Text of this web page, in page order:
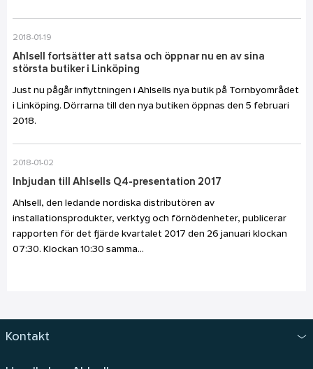
2018-01-19
Ahlsell fortsätter att satsa och öppnar nu en av sina
största butiker i Linköping
Just nu pågår inflyttningen i Ahlsells nya butik på Tornbyområdet
i Linköping. Dörrarna till den nya butiken öppnas den 5 februari
2018.
2018-01-02
Inbjudan till Ahlsells Q4-presentation 2017
Ahlsell, den ledande nordiska distributören av
installationsprodukter, verktyg och förnödenheter, publicerar
rapporten för det fjärde kvartalet 2017 den 26 januari klockan
07:30. Klockan 10:30 samma...
Kontakt